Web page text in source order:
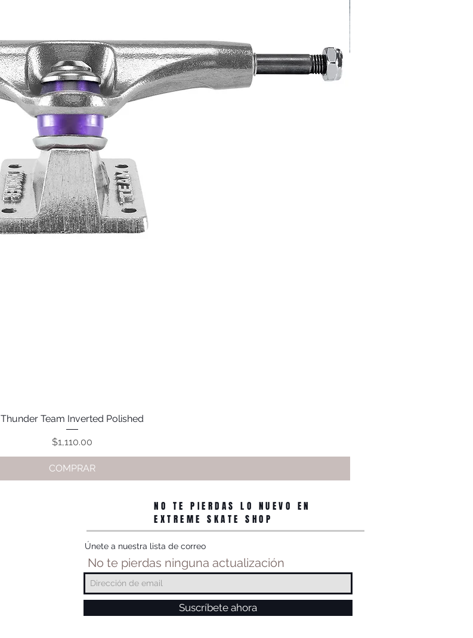
Vista rápida
Thunder Team Inverted Polished
Precio
$1,110.00
COMPRAR
NO TE PIERDAS LO NUEVO EN
EXTREME SKATE SHOP
Únete a nuestra lista de correo
No te pierdas ninguna actualización
Suscríbete ahora